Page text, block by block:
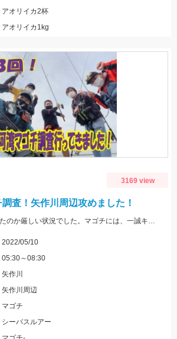
アオリイカ2杯
アオリイカ1kg
3169 view
査！矢作川周辺攻めました！
前日の大雨の影響もあったのか厳しい状況でした。マゴチには、一誠キャラメルシャッドが使いやすくオススメ！
2022/05/10
05:30～08:30
矢作川
矢作川周辺
マゴチ
シーバスルアー